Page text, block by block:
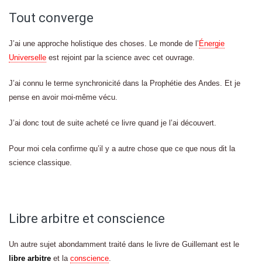
Tout converge
J’ai une approche holistique des choses. Le monde de l’ Énergie
Universelle est rejoint par la science avec cet ouvrage.
J’ai connu le terme synchronicité dans la Prophétie des Andes. Et je
pense en avoir moi-même vécu.
J’ai donc tout de suite acheté ce livre quand je l’ai découvert.
Pour moi cela confirme qu’il y a autre chose que ce que nous dit la
science classique.
Libre arbitre et conscience
Un autre sujet abondamment traité dans le livre de Guillemant est le
libre arbitre et la conscience.